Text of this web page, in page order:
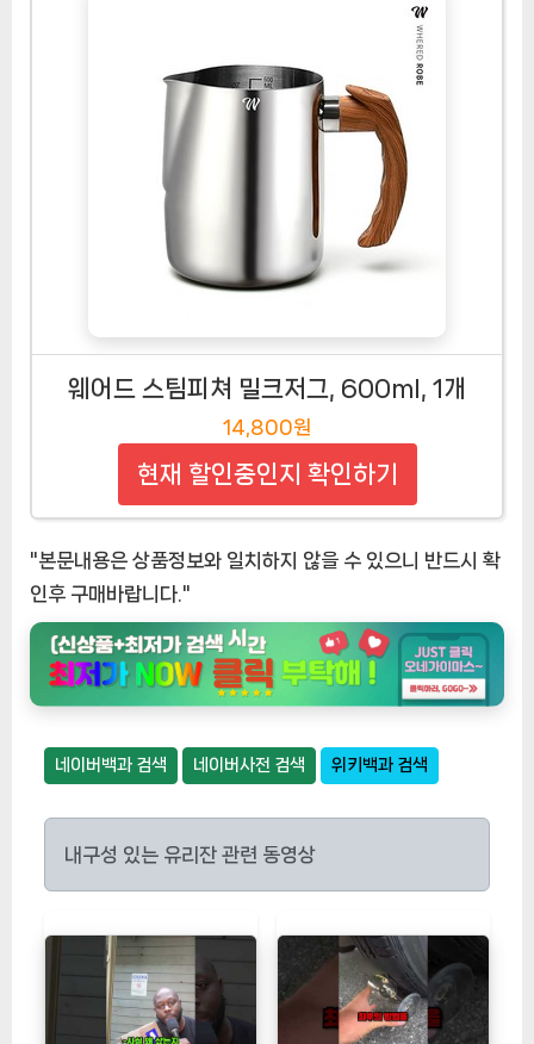
웨어드 스팀피쳐 밀크저그, 600ml, 1개
14,800원
현재 할인중인지 확인하기
"본문내용은 상품정보와 일치하지 않을 수 있으니 반드시 확
인후 구매바랍니다."
네이버백과 검색 네이버사전 검색 위키백과 검색
내구성 있는 유리잔 관련 동영상